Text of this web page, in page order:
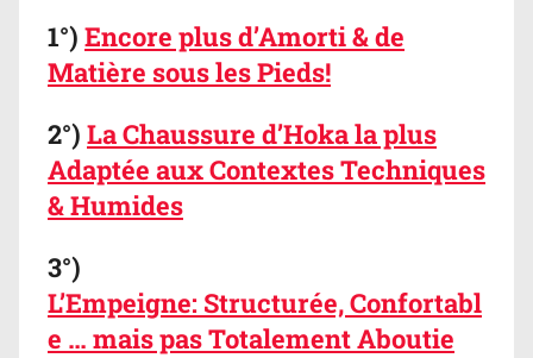
1°) Encore plus d’Amorti & de
Matière sous les Pieds!
2°) La Chaussure d’Hoka la plus
Adaptée aux Contextes Techniques
& Humides
3°)
L’Empeigne: Structurée, Confortabl
e … mais pas Totalement Aboutie